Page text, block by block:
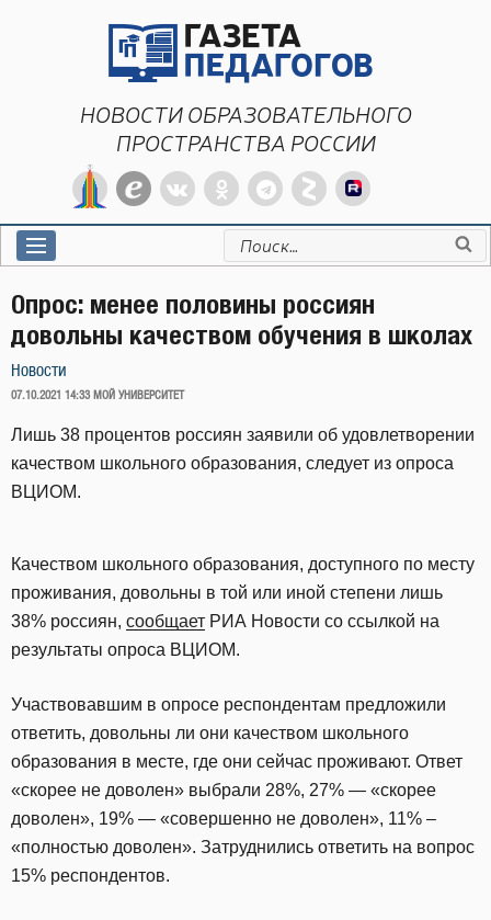
НОВОСТИ ОБРАЗОВАТЕЛЬНОГО
ПРОСТРАНСТВА РОССИИ
Искать:
Опрос: менее половины россиян
довольны качеством обучения в школах
Новости
ОПУБЛИКОВАНО
07.10.2021 14:33 МОЙ УНИВЕРСИТЕТ
Лишь 38 процентов россиян заявили об удовлетворении
качеством школьного образования, следует из опроса
ВЦИОМ.
Качеством школьного образования, доступного по месту
проживания, довольны в той или иной степени лишь
38% россиян, сообщает РИА Новости со ссылкой на
результаты опроса ВЦИОМ.
Участвовавшим в опросе респондентам предложили
ответить, довольны ли они качеством школьного
образования в месте, где они сейчас проживают. Ответ
«скорее не доволен» выбрали 28%, 27% — «скорее
доволен», 19% — «совершенно не доволен», 11% –
«полностью доволен». Затруднились ответить на вопрос
15% респондентов.